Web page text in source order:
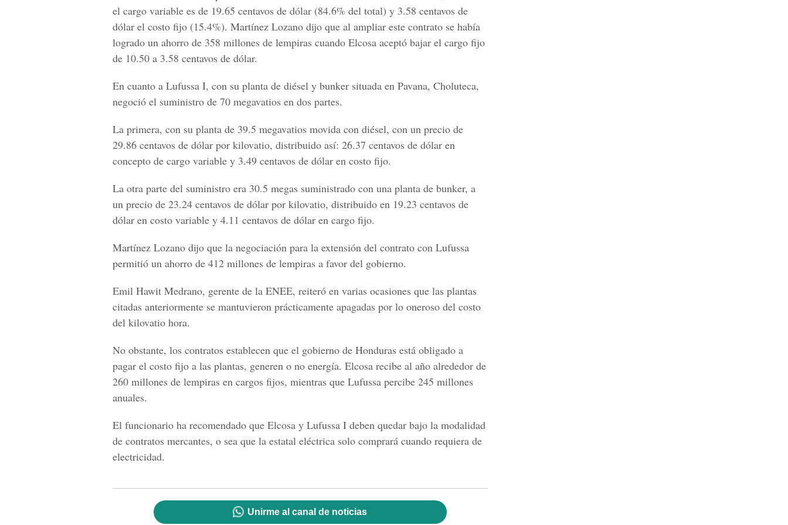
el cargo variable es de 19.65 centavos de dólar (84.6% del total) y 3.58 centavos de
dólar el costo fijo (15.4%). Martínez Lozano dijo que al ampliar este contrato se había
logrado un ahorro de 358 millones de lempiras cuando Elcosa aceptó bajar el cargo fijo
de 10.50 a 3.58 centavos de dólar.
En cuanto a Lufussa I, con su planta de diésel y bunker situada en Pavana, Choluteca,
negoció el suministro de 70 megavatios en dos partes.
La primera, con su planta de 39.5 megavatios movida con diésel, con un precio de
29.86 centavos de dólar por kilovatio, distribuido así: 26.37 centavos de dólar en
concepto de cargo variable y 3.49 centavos de dólar en costo fijo.
La otra parte del suministro era 30.5 megas suministrado con una planta de bunker, a
un precio de 23.24 centavos de dólar por kilovatio, distribuido en 19.23 centavos de
dólar en costo variable y 4.11 centavos de dólar en cargo fijo.
Martínez Lozano dijo que la negociación para la extensión del contrato con Lufussa
permitió un ahorro de 412 millones de lempiras a favor del gobierno.
Emil Hawit Medrano, gerente de la ENEE, reiteró en varias ocasiones que las plantas
citadas anteriormente se mantuvieron prácticamente apagadas por lo oneroso del costo
del kilovatio hora.
No obstante, los contratos establecen que el gobierno de Honduras está obligado a
pagar el costo fijo a las plantas, generen o no energía. Elcosa recibe al año alrededor de
260 millones de lempiras en cargos fijos, mientras que Lufussa percibe 245 millones
anuales.
El funcionario ha recomendado que Elcosa y Lufussa I deben quedar bajo la modalidad
de contratos mercantes, o sea que la estatal eléctrica solo comprará cuando requiera de
electricidad.
Unirme al canal de noticias